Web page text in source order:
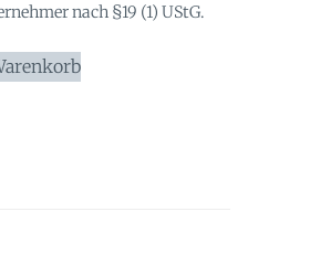
nach §19 (1) UStG.